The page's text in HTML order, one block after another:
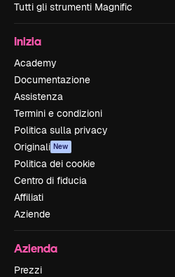
Tutti gli strumenti Magnific
Inizia
Academy
Documentazione
Assistenza
Termini e condizioni
Politica sulla privacy
Originali New
Politica dei cookie
Centro di fiducia
Affiliati
Aziende
Azienda
Prezzi